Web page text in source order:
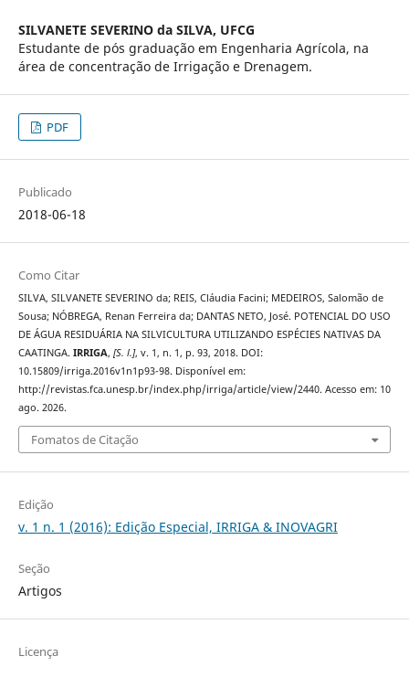
SILVANETE SEVERINO da SILVA, UFCG
Estudante de pós graduação em Engenharia Agrícola, na
área de concentração de Irrigação e Drenagem.
PDF
Publicado
2018-06-18
Como Citar
SILVA, SILVANETE SEVERINO da; REIS, Cláudia Facini; MEDEIROS, Salomão de
Sousa; NÓBREGA, Renan Ferreira da; DANTAS NETO, José. POTENCIAL DO USO
DE ÁGUA RESIDUÁRIA NA SILVICULTURA UTILIZANDO ESPÉCIES NATIVAS DA
CAATINGA. IRRIGA, [S. l.], v. 1, n. 1, p. 93, 2018. DOI:
10.15809/irriga.2016v1n1p93-98. Disponível em:
http://revistas.fca.unesp.br/index.php/irriga/article/view/2440. Acesso em: 10
ago. 2026.
Fomatos de Citação
Edição
v. 1 n. 1 (2016): Edição Especial, IRRIGA & INOVAGRI
Seção
Artigos
Licença